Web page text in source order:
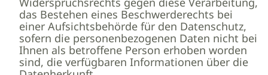
das Bestehen eines Beschwerderechts bei
einer Aufsichtsbehörde für den Datenschutz,
sofern die personenbezogenen Daten nicht bei
Ihnen als betroffene Person erhoben worden
sind, die verfügbaren Informationen über die